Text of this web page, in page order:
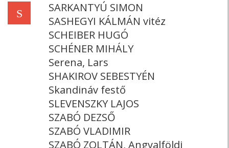
S
SARKANTYÚ SIMON
SASHEGYI KÁLMÁN vitéz
SCHEIBER HUGÓ
SCHÉNER MIHÁLY
Serena, Lars
SHAKIROV SEBESTYÉN
Skandináv festő
SLEVENSZKY LAJOS
SZABÓ DEZSŐ
SZABÓ VLADIMIR
SZABÓ ZOLTÁN, Angyalföldi